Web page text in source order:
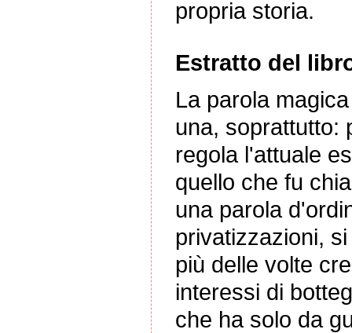
propria storia.
Estratto del
La parola
una, soprattutto:
regola l'attuale
quello che fu
una parola
privatizzazioni,
più delle volte
interessi di
che ha solo da